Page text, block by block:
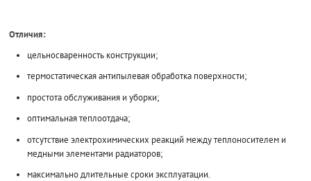
Отличия:
цельносваренность конструкции;
термостатическая антипылевая обработка поверхности;
простота обслуживания и уборки;
оптимальная теплоотдача;
отсутствие электрохимических реакций между теплоносителем и
медными элементами радиаторов;
максимально длительные сроки эксплуатации.